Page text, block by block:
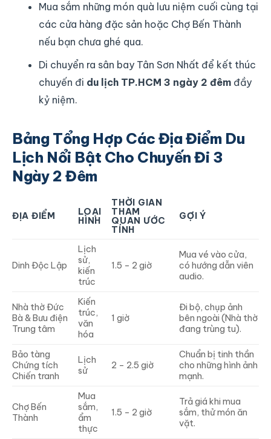
Mua sắm những món quà lưu niệm cuối cùng tại
các cửa hàng đặc sản hoặc Chợ Bến Thành
nếu bạn chưa ghé qua.
Di chuyển ra sân bay Tân Sơn Nhất để kết thúc
chuyến đi du lịch TP.HCM 3 ngày 2 đêm đầy
kỷ niệm.
Bảng Tổng Hợp Các Địa Điểm Du
Lịch Nổi Bật Cho Chuyến Đi 3
Ngày 2 Đêm
ĐỊA ĐIỂM
LOẠI
HÌNH
THỜI GIAN
THAM
QUAN ƯỚC
TÍNH
GỢI Ý
Dinh Độc Lập
Lịch
sử,
kiến
trúc
1.5 – 2 giờ
Mua vé vào cửa,
có hướng dẫn viên
audio.
Nhà thờ Đức
Bà & Bưu điện
Trung tâm
Kiến
trúc,
văn
hóa
1 giờ
Đi bộ, chụp ảnh
bên ngoài (Nhà thờ
đang trùng tu).
Bảo tàng
Chứng tích
Chiến tranh
Lịch
sử
2 – 2.5 giờ
Chuẩn bị tinh thần
cho những hình ảnh
mạnh.
Chợ Bến
Thành
Mua
sắm,
ẩm
thực
1.5 – 2 giờ
Trả giá khi mua
sắm, thử món ăn
vặt.